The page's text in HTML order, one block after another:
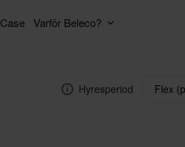
Case Varför Beleco?
Hyresperiod Flex